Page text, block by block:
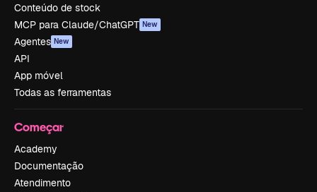
Conteúdo de stock
MCP para Claude/ChatGPT New
Agentes New
API
App móvel
Todas as ferramentas
Começar
Academy
Documentação
Atendimento